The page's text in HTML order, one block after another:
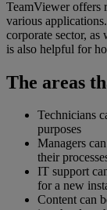
TeamViewer offers
various
corporate sector, as
is also helpful for
The areas
Technicians
purposes
Managers
their
IT support
for a new
Content can